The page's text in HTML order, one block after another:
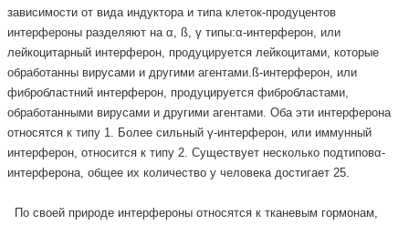
зависимости от вида индуктора и типа клеток-продуцентов
интерфероны разделяют на α, ß, γ типы:α-интерферон, или
лейкоцитарный интерферон, продуцируется лейкоцитами, которые
обработанны вирусами и другими агентами.ß-интерферон, или
фибробластний интерферон, продуцируется фибробластами,
обработанными вирусами и другими агентами. Оба эти интерферона
относятся к типу 1. Более сильный γ-интерферон, или иммунный
интерферон, относится к типу 2. Существует несколько подтиповα-
интерферона, общее их количество у человека достигает 25.
По своей природе интерфероны относятся к тканевым гормонам,